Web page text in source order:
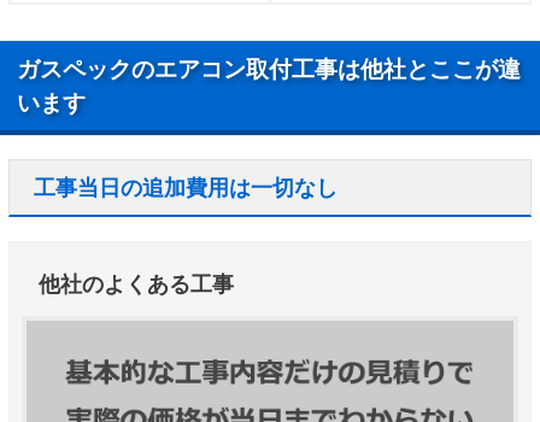
ガスペックのエアコン取付工事は他社とここが違
います
工事当日の追加費用は一切なし
他社のよくある工事